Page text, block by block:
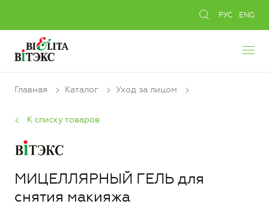
РУС ENG
Главная Каталог Уход за лицом
К списку товаров
МИЦЕЛЛЯРНЫЙ ГЕЛЬ для
снятия макияжа